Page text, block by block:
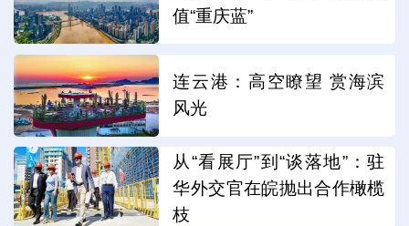
值“重庆蓝”
连云港：高空瞭望 赏海滨
风光
从“看展厅”到“谈落地”：驻
华外交官在皖抛出合作橄榄
枝